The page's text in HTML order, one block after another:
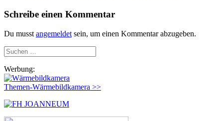
Schreibe einen Kommentar
Du musst angemeldet sein, um einen Kommentar abzugeben.
Suchen
nach:
Werbung:
Themen-Wärmebildkamera >>